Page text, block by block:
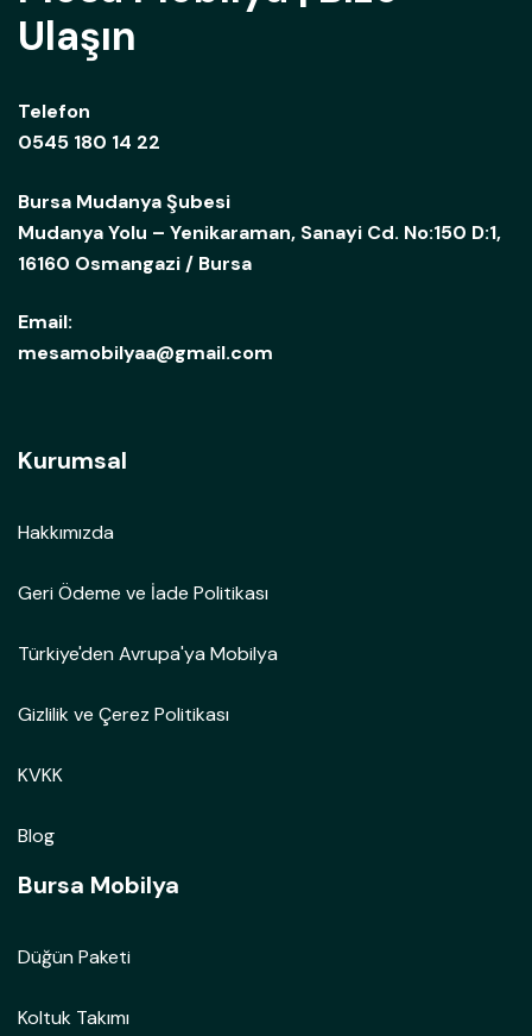
Ulaşın
Telefon
0545 180 14 22
Bursa Mudanya Şubesi
Mudanya Yolu – Yenikaraman, Sanayi Cd. No:150 D:1,
16160 Osmangazi / Bursa
Email:
mesamobilyaa@gmail.com
Kurumsal
Hakkımızda
Geri Ödeme ve İade Politikası
Türkiye'den Avrupa'ya Mobilya
Gizlilik ve Çerez Politikası
KVKK
Blog
Bursa Mobilya
Düğün Paketi
Koltuk Takımı